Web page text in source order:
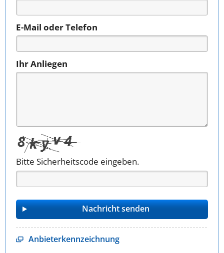
E-Mail oder Telefon
Ihr Anliegen
Bitte Sicherheitscode eingeben.
Anbieterkennzeichnung